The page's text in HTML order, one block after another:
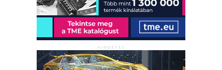
HIRDETÉS